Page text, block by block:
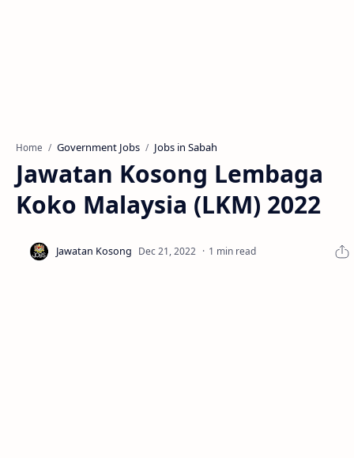
Home Government Jobs Jobs in Sabah
Jawatan Kosong Lembaga
Koko Malaysia (LKM) 2022
1 min read